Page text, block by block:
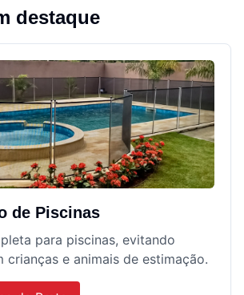
destaque
de Piscinas
para piscinas, evitando
crianças e animais de estimação.